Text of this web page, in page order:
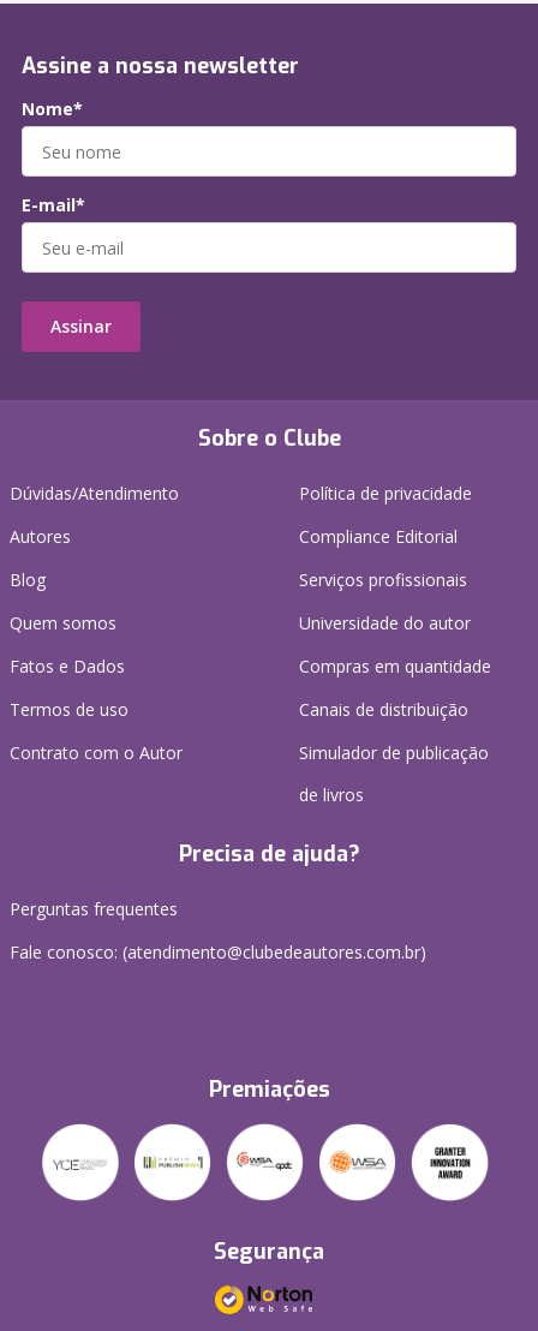
Sobre o Clube
Dúvidas/Atendimento
Autores
Blog
Quem somos
Fatos e Dados
Termos de uso
Contrato com o Autor
Política de privacidade
Compliance Editorial
Serviços profissionais
Universidade do autor
Compras em quantidade
Canais de distribuição
Simulador de publicação
de livros
Precisa de ajuda?
Perguntas frequentes
Fale conosco: (atendimento@clubedeautores.com.br)
Premiações
Segurança
Assine a nossa newsletter
Nome*
E-mail*
Assinar